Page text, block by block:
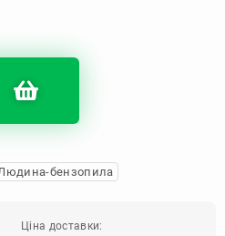
бензопила
Ціна доставки: